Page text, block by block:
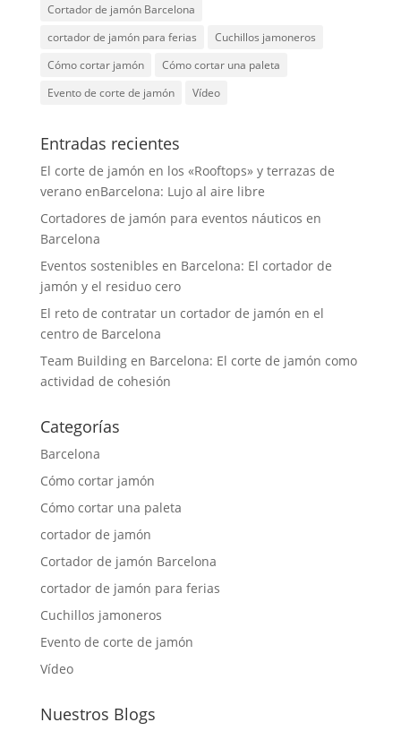
Cortador de jamón Barcelona
cortador de jamón para ferias
Cuchillos jamoneros
Cómo cortar jamón
Cómo cortar una paleta
Evento de corte de jamón
Vídeo
Entradas recientes
El corte de jamón en los «Rooftops» y terrazas de
verano enBarcelona: Lujo al aire libre
Cortadores de jamón para eventos náuticos en
Barcelona
Eventos sostenibles en Barcelona: El cortador de
jamón y el residuo cero
El reto de contratar un cortador de jamón en el
centro de Barcelona
Team Building en Barcelona: El corte de jamón como
actividad de cohesión
Categorías
Barcelona
Cómo cortar jamón
Cómo cortar una paleta
cortador de jamón
Cortador de jamón Barcelona
cortador de jamón para ferias
Cuchillos jamoneros
Evento de corte de jamón
Vídeo
Nuestros Blogs